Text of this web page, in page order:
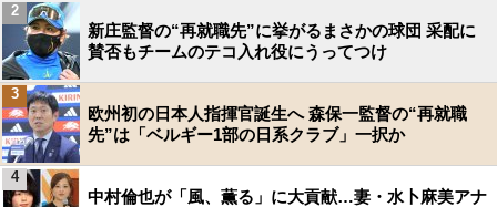
新庄監督の“再就職先”に挙がるまさかの球団 采配に
賛否もチームのテコ入れ役にうってつけ
2
欧州初の日本人指揮官誕生へ 森保一監督の“再就職
先”は「ベルギー1部の日系クラブ」一択か
3
中村倫也が「風、薫る」に大貢献…妻・水卜麻美アナ
4